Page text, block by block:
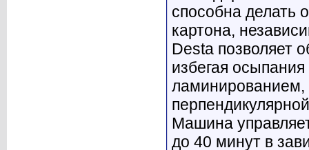
способна делать
картона,
Desta позволяет
избегая
ламинированием,
Машина
до 40 минут в